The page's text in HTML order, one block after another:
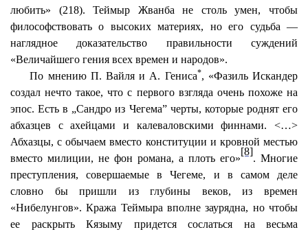
любить» (218).Теймыр Жванба не столь умен, чтобы
философствовать о высоких материях, но его судьба —
наглядное доказательство правильности суждений
«Величайшего гения всех времен и народов».
По мнению П. Вайля и А. Гениса*, «Фазиль Искандер
создал нечто такое, что с первого взгляда очень похоже на
эпос. Есть в „Сандро из Чегема” черты, которые роднят его
абхазцев с ахейцами и калеваловскими финнами. <…>
Абхазцы, с обычаем вместо конституции и кровной местью
вместо милиции, не фон романа, а плоть его»
[8]
. Многие
преступления, совершаемые в Чегеме, и в самом деле
словно бы пришли из глубины веков, из времен
«Нибелунгов». Кража Теймыра вполне заурядна, ночтобы
ее раскрыть Кязыму придется сослаться на весьма